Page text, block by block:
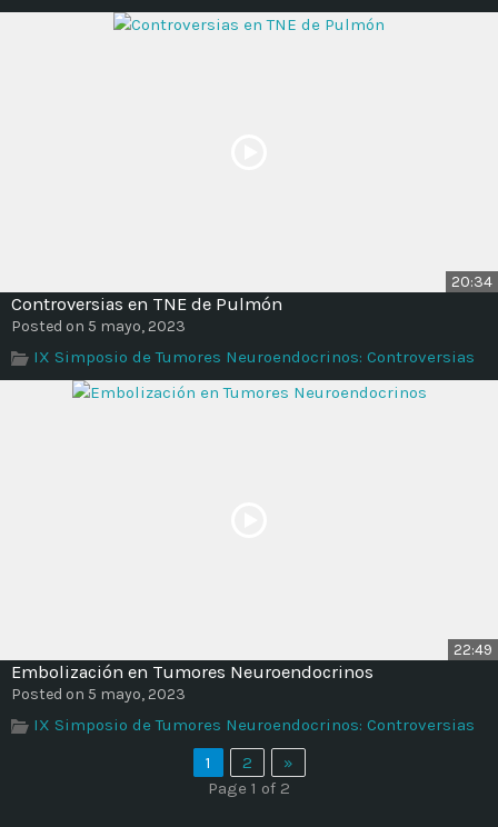
20:34
Controversias en TNE de Pulmón
Posted on 5 mayo, 2023
IX Simposio de Tumores Neuroendocrinos: Controversias
22:49
Embolización en Tumores Neuroendocrinos
Posted on 5 mayo, 2023
IX Simposio de Tumores Neuroendocrinos: Controversias
1
2
»
Page 1 of 2